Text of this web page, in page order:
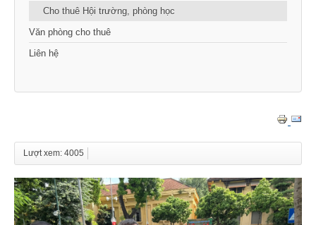
Cho thuê Hội trường, phòng học
Văn phòng cho thuê
Liên hệ
Lượt xem: 4005